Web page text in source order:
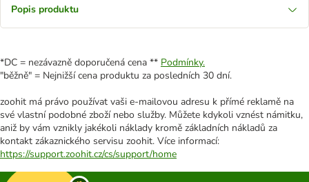
Popis produktu
*DC = nezávazně doporučená cena ** Podmínky.
"běžně" = Nejnižší cena produktu za posledních 30 dní.
zoohit má právo používat vaši e-mailovou adresu k přímé reklamě na
své vlastní podobné zboží nebo služby. Můžete kdykoli vznést námitku,
aniž by vám vznikly jakékoli náklady kromě základních nákladů za
kontakt zákaznického servisu zoohit. Více informací:
https://support.zoohit.cz/cs/support/home